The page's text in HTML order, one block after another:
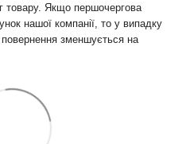
товару. Якщо першочергова
нашої компанії, то у випадку
зменшується на